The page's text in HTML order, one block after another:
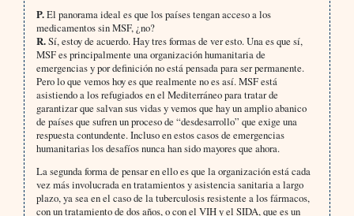
P.El panorama ideal es que los países tengan acceso a los
medicamentos sin MSF, ¿no?
R.Sí, estoy de acuerdo. Hay tres formas de ver esto. Una es que sí,
MSF es principalmente una organización humanitaria de
emergencias y por definición no está pensada para ser permanente.
Pero lo que vemos hoy es que realmente no es así. MSF está
asistiendo a los refugiados en el Mediterráneo para tratar de
garantizar que salvan sus vidas y vemos que hay un amplio abanico
de países que sufren un proceso de “desdesarrollo” que exige una
respuesta contundente. Incluso en estos casos de emergencias
humanitarias los desafíos nunca han sido mayores que ahora.
La segunda forma de pensar en ello es que la organización está cada
vez más involucrada en tratamientos y asistencia sanitaria a largo
plazo, ya sea en el caso de la tuberculosis resistente a los fármacos,
con un tratamiento de dos años, o con el VIH y el SIDA, que es un